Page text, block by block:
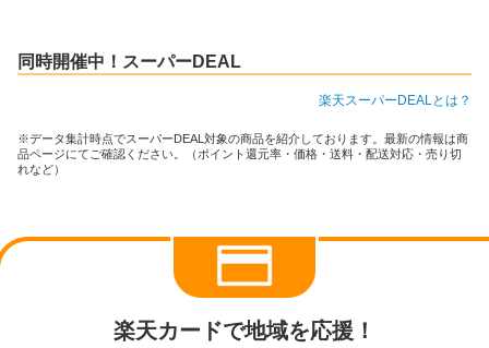
整理 仕切り付き
料
同時開催中！スーパーDEAL
楽天スーパーDEALとは？
※データ集計時点でスーパーDEAL対象の商品を紹介しております。最新の情報は商
品ページにてご確認ください。（ポイント還元率・価格・送料・配送対応・売り切
れなど）
楽天カードで地域を応援！